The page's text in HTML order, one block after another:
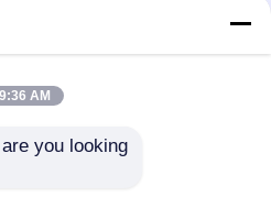
9:36 AM
you looking